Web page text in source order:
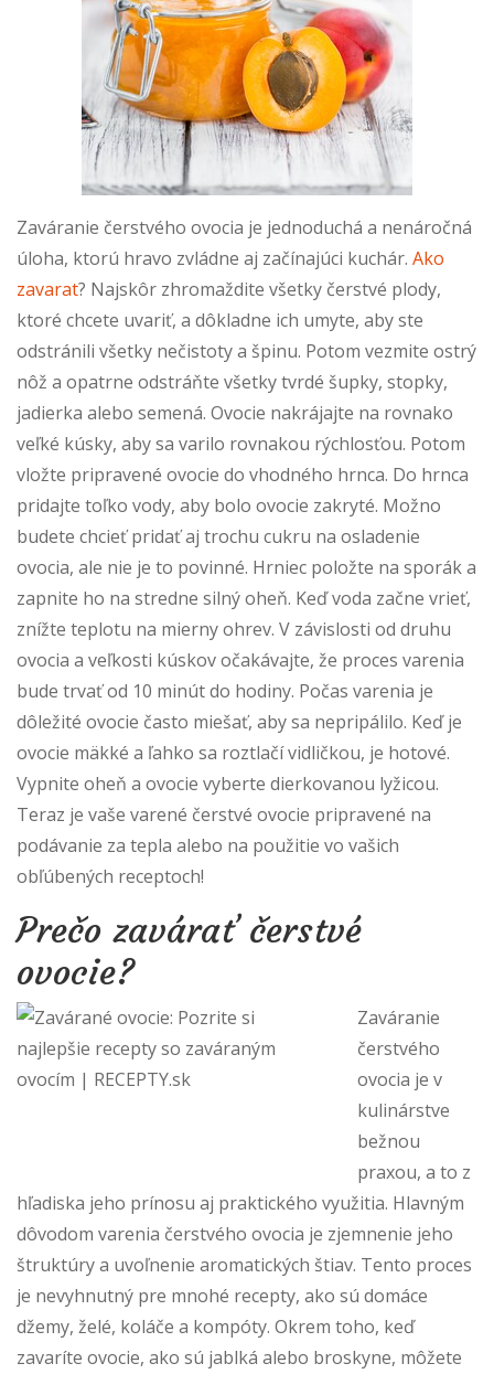
Zaváranie čerstvého ovocia je jednoduchá a nenáročná
úloha, ktorú hravo zvládne aj začínajúci kuchár. Ako
zavarat? Najskôr zhromaždite všetky čerstvé plody,
ktoré chcete uvariť, a dôkladne ich umyte, aby ste
odstránili všetky nečistoty a špinu. Potom vezmite ostrý
nôž a opatrne odstráňte všetky tvrdé šupky, stopky,
jadierka alebo semená. Ovocie nakrájajte na rovnako
veľké kúsky, aby sa varilo rovnakou rýchlosťou. Potom
vložte pripravené ovocie do vhodného hrnca. Do hrnca
pridajte toľko vody, aby bolo ovocie zakryté. Možno
budete chcieť pridať aj trochu cukru na osladenie
ovocia, ale nie je to povinné. Hrniec položte na sporák a
zapnite ho na stredne silný oheň. Keď voda začne vrieť,
znížte teplotu na mierny ohrev. V závislosti od druhu
ovocia a veľkosti kúskov očakávajte, že proces varenia
bude trvať od 10 minút do hodiny. Počas varenia je
dôležité ovocie často miešať, aby sa nepripálilo. Keď je
ovocie mäkké a ľahko sa roztlačí vidličkou, je hotové.
Vypnite oheň a ovocie vyberte dierkovanou lyžicou.
Teraz je vaše varené čerstvé ovocie pripravené na
podávanie za tepla alebo na použitie vo vašich
obľúbených receptoch!
Prečo zavárať čerstvé
ovocie?
Zaváranie
čerstvého
ovocia je v
kulinárstve
bežnou
praxou, a to z
hľadiska jeho prínosu aj praktického využitia. Hlavným
dôvodom varenia čerstvého ovocia je zjemnenie jeho
štruktúry a uvoľnenie aromatických štiav. Tento proces
je nevyhnutný pre mnohé recepty, ako sú domáce
džemy, želé, koláče a kompóty. Okrem toho, keď
zavaríte ovocie, ako sú jablká alebo broskyne, môžete